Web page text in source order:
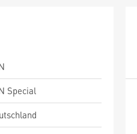
Special